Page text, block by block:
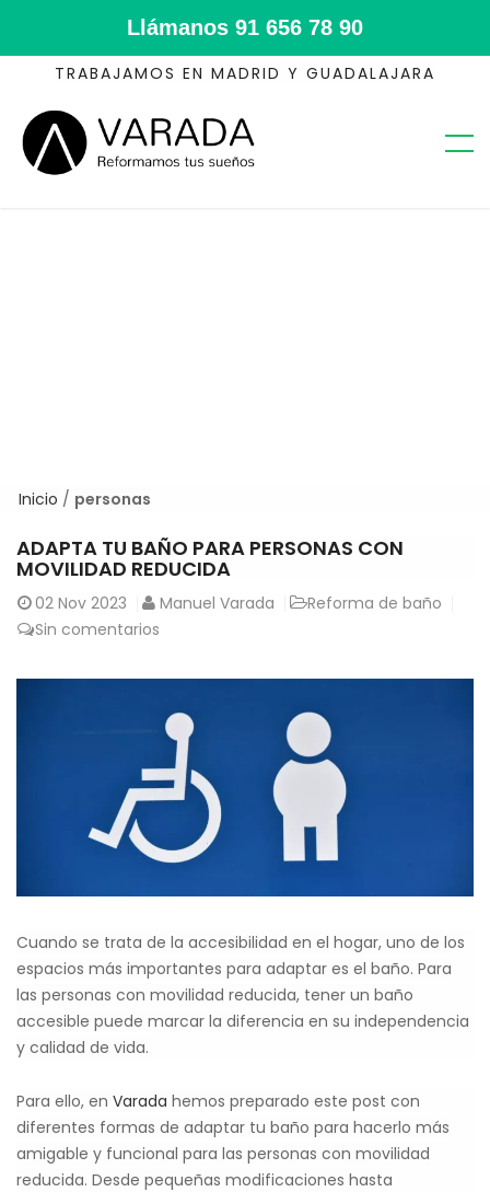
Llámanos 91 656 78 90
TRABAJAMOS EN MADRID Y GUADALAJARA
Inicio / personas
ADAPTA TU BAÑO PARA PERSONAS CON
MOVILIDAD REDUCIDA
02 Nov 2023 Manuel Varada
Reforma de baño
Sin comentarios
Cuando se trata de la accesibilidad en el hogar, uno de los
espacios más importantes para adaptar es el baño. Para
las personas con movilidad reducida, tener un baño
accesible puede marcar la diferencia en su independencia
y calidad de vida.
Para ello, en Varada hemos preparado este post con
diferentes formas de adaptar tu baño para hacerlo más
amigable y funcional para las personas con movilidad
reducida. Desde pequeñas modificaciones hasta